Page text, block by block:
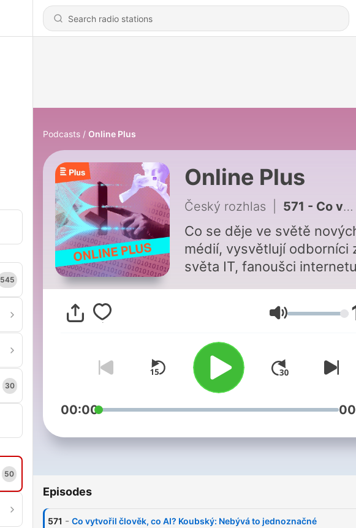
545
30
50
Podcasts Online Plus
Online Plus
Český rozhlas 571 - Co vytvořil člověk, co AI? Koubský: Nebývá to jednoznačné
Co se děje ve světě
médií, vysvětlují odborníci
světa IT, fanoušci
Všechny díly podcastu
poslouchat v mobilní aplikaci
mujRozhlas proAndroida
nebo na webu
Volume
00:00
Episodes
571 - Co vytvořil člověk, co AI? Koubský: Nebývá to jednoznačné